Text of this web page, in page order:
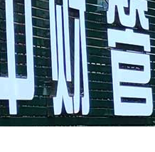
排水系列
暖通片系列
市政管道系列
电缆护套系列
衍生系列